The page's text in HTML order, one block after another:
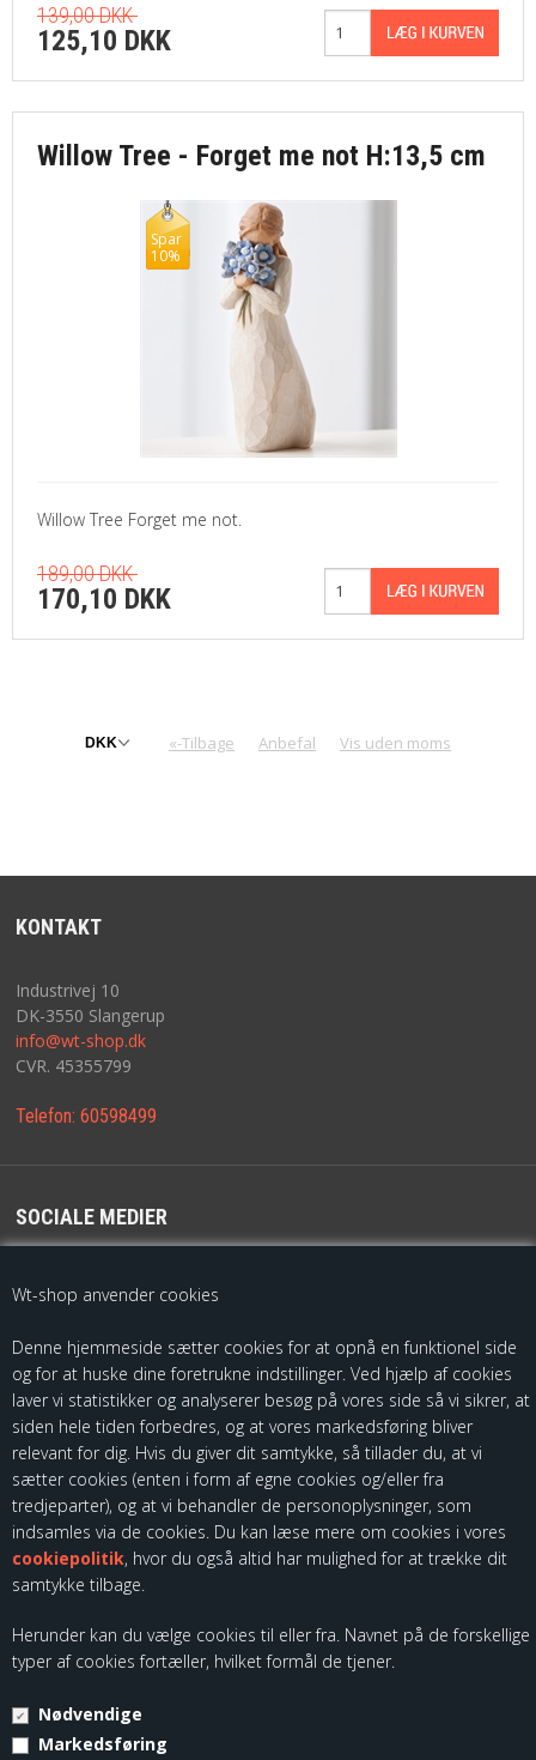
Wt-shop anvender cookies
Denne hjemmeside sætter cookies for at opnå en funktionel side
og for at huske dine foretrukne indstillinger. Ved hjælp af cookies
laver vi statistikker og analyserer besøg på vores side så vi sikrer, at
siden hele tiden forbedres, og at vores markedsføring bliver
relevant for dig. Hvis du giver dit samtykke, så tillader du, at vi
sætter cookies (enten i form af egne cookies og/eller fra
tredjeparter), og at vi behandler de personoplysninger, som
indsamles via de cookies. Du kan læse mere om cookies i vores
cookiepolitik, hvor du også altid har mulighed for at trække dit
samtykke tilbage.
Herunder kan du vælge cookies til eller fra. Navnet på de forskellige
typer af cookies fortæller, hvilket formål de tjener.
Nødvendige
Markedsføring
139,00 DKK
125,10 DKK
Willow Tree - Forget me not H:13,5 cm
Spar
10%
Willow Tree Forget me not.
189,00 DKK
170,10 DKK
«-Tilbage Anbefal Vis uden moms
KONTAKT
Industrivej 10
DK-3550 Slangerup
info@wt-shop.dk
CVR. 45355799
Telefon: 60598499
SOCIALE MEDIER
Som importør af fødevarekontaktmaterialer, skal vi være registreret
hos Fødevarestyrelsen. Du kan finde vores kontrolrapporter ved at
følge dette link:
© Copyright 2026 - Kloch Group ApS - CVR. 45355799.